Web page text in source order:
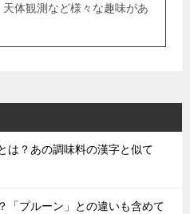
体観測など様々な趣味があ
は？あの調味料の漢字と似て
「プルーン」との違いも含めて